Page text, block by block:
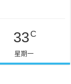
33 C
星期一